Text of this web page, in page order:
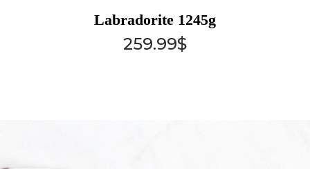
Labradorite 1245g
259.99$